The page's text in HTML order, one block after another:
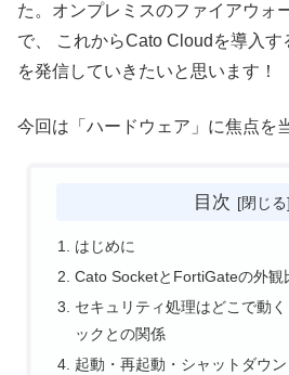
た。 オンプレミスのファイアウォ
で、 これからCato Cloudを導入す
を発信していきたいと思います！
今回は「ハードウェア」に焦点を
目次
はじめに
Cato SocketとFortiGateの外観
セキュリティ処理はどこで動
ックとの関係
起動・再起動・シャットダウン